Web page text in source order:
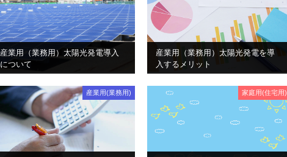
産業用（業務用）太陽光発電導入
について
産業用（業務用）太陽光発電を導
入するメリット
産業用(業務用) 家庭用(住宅用)